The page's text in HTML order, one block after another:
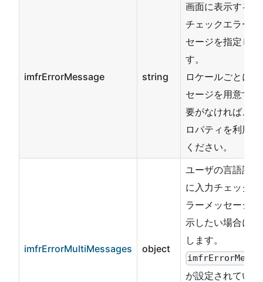
imfrErrorMessage string
画面に表示する入
チェックエラーメ
セージを指定しま
す。
ロケールごとにメ
セージを用意する
要がなければこの
ロパティを利用し
ください。
imfrErrorMultiMessages object
ユーザの言語設定
に入力チェックエ
ラーメッセージを
示したい場合に指
します。
が設定されている